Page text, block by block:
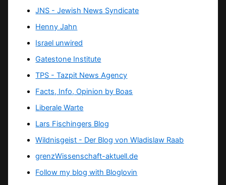
JNS - Jewish News Syndicate
Henny Jahn
Israel unwired
Gatestone Institute
TPS -Tazpit News Agency
Facts, Info, Opinion by Boas
Liberale Warte
Lars Fischingers Blog
Wildnisgeist - Der Blog von Wladislaw Raab
grenzWissenschaft-aktuell.de
Follow my blog with Bloglovin